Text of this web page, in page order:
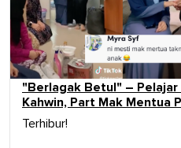
"Berlagak Betul" – Pelajar
Kahwin, Part Mak Mentua
Terhibur!